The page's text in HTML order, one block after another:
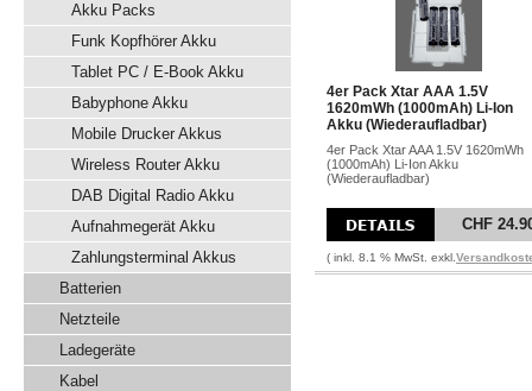
Akku Packs
Funk Kopfhörer Akku
Tablet PC / E-Book Akku
Babyphone Akku
Mobile Drucker Akkus
Wireless Router Akku
DAB Digital Radio Akku
Aufnahmegerät Akku
Zahlungsterminal Akkus
Batterien
Netzteile
Ladegeräte
Kabel
4er Pack Xtar AAA 1.5V
1620mWh (1000mAh) Li-Ion
Akku (Wiederaufladbar)
4er Pack Xtar AAA 1.5V 1620mWh
(1000mAh) Li-Ion Akku
(Wiederaufladbar)
CHF
( inkl. 8.1 % MwSt. exkl.